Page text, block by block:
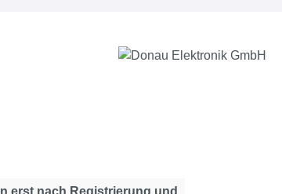
erst nach Registrierung und